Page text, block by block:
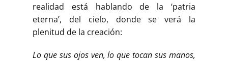
realidad está hablando de la ‘patria
eterna’, del cielo, donde se verá la
plenitud de la creación:
Lo que sus ojos ven, lo que tocan sus manos,